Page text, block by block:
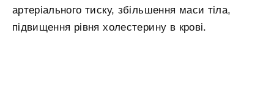
артеріального тиску, збільшення маси тіла,
підвищення рівня холестерину в крові.